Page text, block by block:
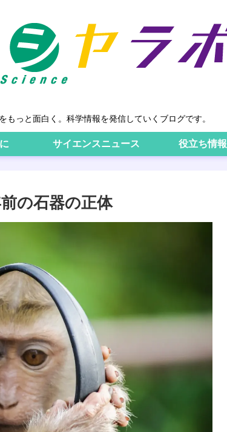
もっと面白く。科学情報を発信していくブログです。
サイエンスニュース 役立ち情報
の石器の正体